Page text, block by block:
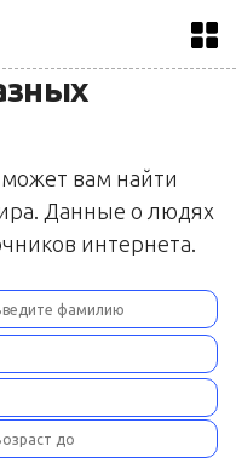
вам найти
Данные о людях
интернета.